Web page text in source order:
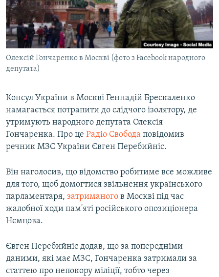
ВІДЕОУРОКИ «ELIFBE»
СВІДЧЕННЯ ОКУПАЦІЇ
УКРАЇНСЬКА ПРОБЛЕМА КРИМУ
ІНФОГРАФІКА
Русский
Qırımtatar
ДОЛУЧАЙСЯ!
Усі сайти RFE/RL
Олексій Гончаренко в Москві (фото з Facebook народного
депутата)
Консул України в Москві Геннадій Брескаленко
намагається потрапити до слідчого ізолятору, де
утримують народного депутата Олексія
Гончаренка. Про це Радіо Свобода повідомив
речник МЗС України Євген Перебийніс.
Він наголосив, що відомство робитиме все можливе
для того, щоб домогтися звільнення українського
парламентаря, затриманого в Москві під час
жалобної ходи пам'яті російського опозиціонера
Нємцова.
Євген Перебийніс додав, що за попередніми
даними, які має МЗС, Гончаренка затримали за
статтею про непокору міліції, тобто через